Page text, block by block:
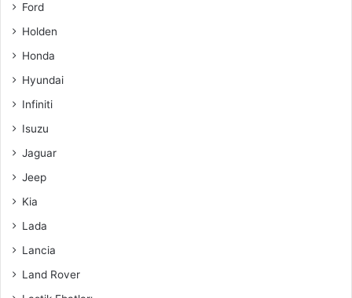
Ford
Holden
Honda
Hyundai
Infiniti
Isuzu
Jaguar
Jeep
Kia
Lada
Lancia
Land Rover